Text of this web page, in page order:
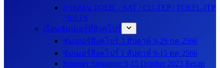
การสอบ TOEIC / SAT / CU-TEP / TOEFL-ITP
/ IELTS
เรียนซัมเมอร์ที่สิงคโปร์
ซัมเมอร์สิงคโปร์ 3 สัปดาห์ 9-29 กค 2566
ซัมเมอร์สิงคโปร์ 1 สัปดาห์ 9-15 ตค 2566
Summer Singapore 9-15 October 2023 Recap